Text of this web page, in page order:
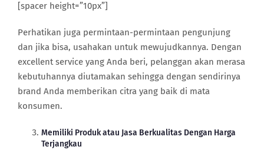
[spacer height=”10px”]
Perhatikan juga permintaan-permintaan pengunjung
dan jika bisa, usahakan untuk mewujudkannya. Dengan
excellent service yang Anda beri, pelanggan akan merasa
kebutuhannya diutamakan sehingga dengan sendirinya
brand Anda memberikan citra yang baik di mata
konsumen.
Memiliki Produk atau Jasa Berkualitas Dengan Harga
Terjangkau